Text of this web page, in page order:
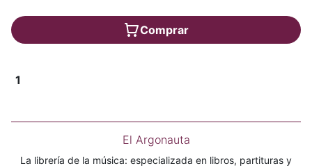
Comprar
1
El Argonauta
La librería de la música: especializada en libros, partituras y